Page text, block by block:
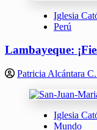
Iglesia
Perú
Lambayeque:
Patricia Alcántara C.
Iglesia
Mundo